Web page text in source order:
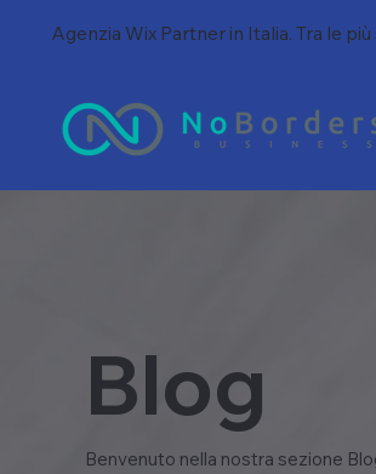
Agenzia Wix Partner in Italia. Tra le
Blog
Benvenuto nella nostra sezione